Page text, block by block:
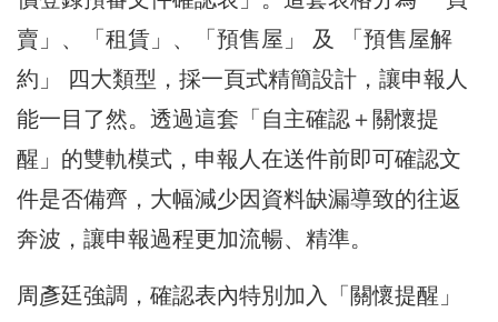
賣」、「租賃」、「預售屋」 及 「預售屋解
約」 四大類型，採一頁式精簡設計，讓申報人
能一目了然。透過這套「自主確認＋關懷提
醒」的雙軌模式，申報人在送件前即可確認文
件是否備齊，大幅減少因資料缺漏導致的往返
奔波，讓申報過程更加流暢、精準。
周彥廷強調，確認表內特別加入「關懷提醒」